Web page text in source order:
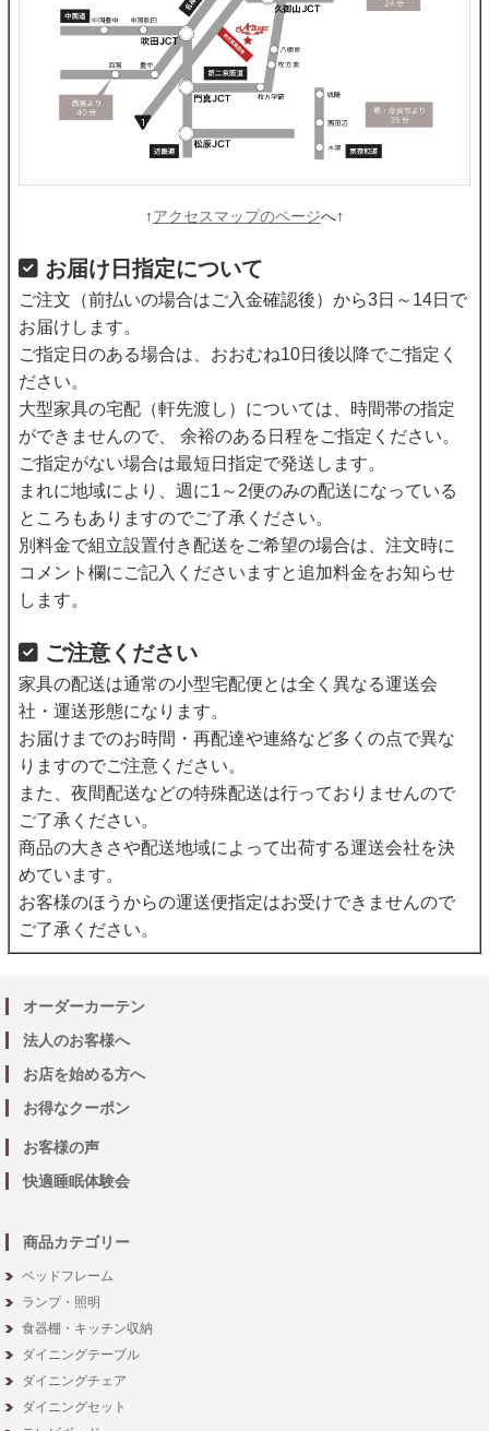
↑アクセスマップのページへ↑
お届け日指定について
ご注文（前払いの場合はご入金確認後）から3日～14日で
お届けします。
ご指定日のある場合は、おおむね10日後以降でご指定く
ださい。
大型家具の宅配（軒先渡し）については、時間帯の指定
ができませんので、 余裕のある日程をご指定ください。
ご指定がない場合は最短日指定で発送します。
まれに地域により、週に1～2便のみの配送になっている
ところもありますのでご了承ください。
別料金で組立設置付き配送をご希望の場合は、注文時に
コメント欄にご記入くださいますと追加料金をお知らせ
します。
ご注意ください
家具の配送は通常の小型宅配便とは全く異なる運送会
社・運送形態になります。
お届けまでのお時間・再配達や連絡など多くの点で異な
りますのでご注意ください。
また、夜間配送などの特殊配送は行っておりませんので
ご了承ください。
商品の大きさや配送地域によって出荷する運送会社を決
めています。
お客様のほうからの運送便指定はお受けできませんので
ご了承ください。
オーダーカーテン
法人のお客様へ
お店を始める方へ
お得なクーポン
お客様の声
快適睡眠体験会
商品カテゴリー
ベッドフレーム
ランプ・照明
食器棚・キッチン収納
ダイニングテーブル
ダイニングチェア
ダイニングセット